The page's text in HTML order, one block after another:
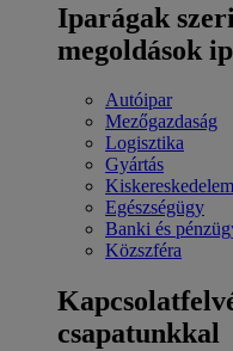
Iparágak
megoldások
Autóipar
Mezőgazdaság
Logisztika
Gyártás
Kiskereskedelem
Egészségügy
Banki és
Közszféra
csapatunkkal